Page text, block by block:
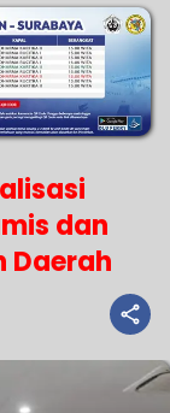
dan
Daerah